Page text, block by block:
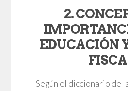
2.
EDUCACIÓN
Según el diccionario de